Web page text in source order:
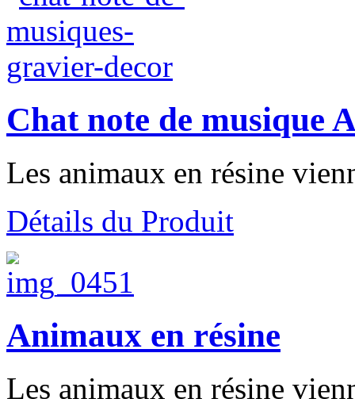
Chat note de musique
Les animaux en résine
Détails du Produit
Animaux en résine
Les animaux en résine